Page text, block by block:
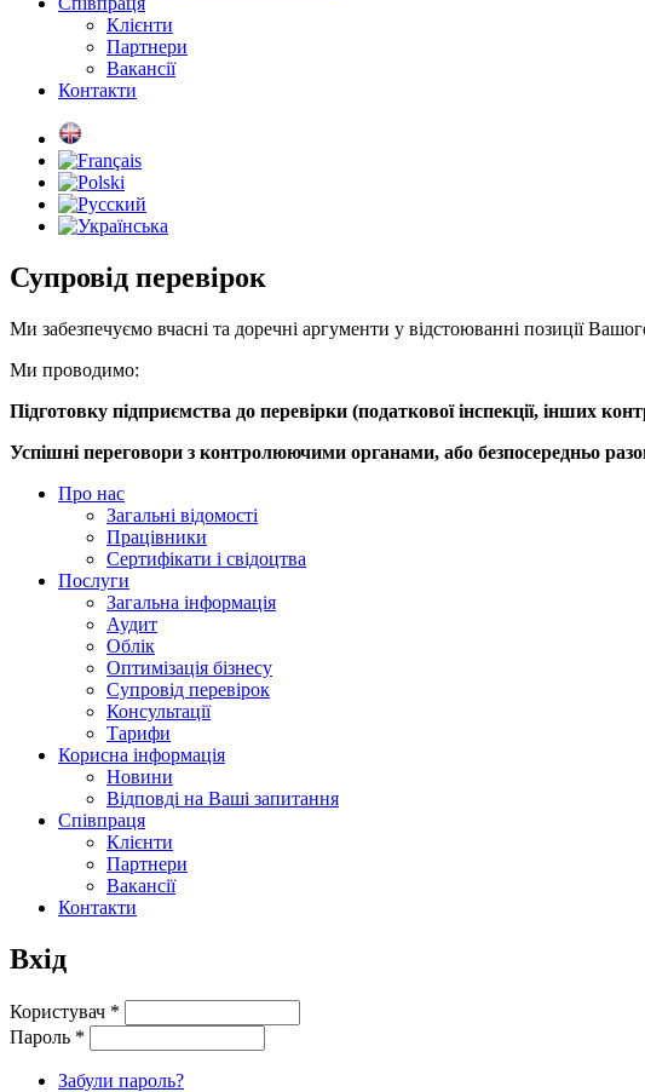
Клієнти
Партнери
Вакансії
Контакти
Супровід перевірок
Ми забезпечуємо вчасні та доречні аргументи у відстоюванні позиції
Ми проводимо:
Підготовку підприємства до перевірки (податкової інспекції, інших
Успішні переговори з контролюючими органами, або безпосередньо
Про нас
Загальні відомості
Працівники
Сертифікати і свідоцтва
Послуги
Загальна інформація
Аудит
Облік
Оптимізація бізнесу
Супровід перевірок
Консультації
Тарифи
Корисна інформація
Новини
Відповді на Ваші запитання
Співпраця
Клієнти
Партнери
Вакансії
Контакти
Вхід
Користувач *
Пароль *
Забули пароль?